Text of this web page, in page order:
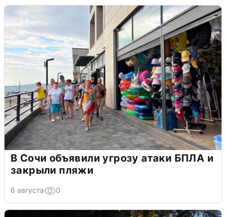
В Сочи объявили угрозу атаки БПЛА и
закрыли пляжи
6 августа 0